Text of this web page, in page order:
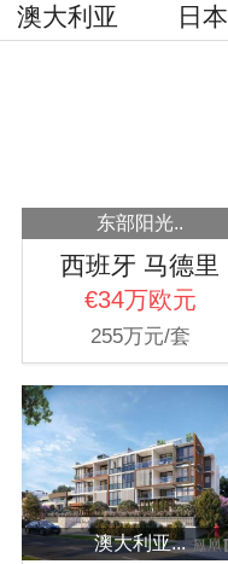
澳大利亚
日本
东部阳光..
西班牙 马德里
€34万欧元
255万元/套
澳大利亚...